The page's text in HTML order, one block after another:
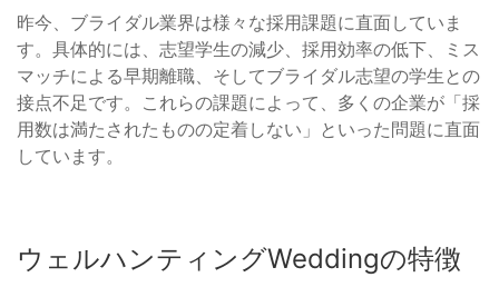
昨今、ブライダル業界は様々な採用課題に直面していま
す。具体的には、志望学生の減少、採用効率の低下、ミス
マッチによる早期離職、そしてブライダル志望の学生との
接点不足です。これらの課題によって、多くの企業が「採
用数は満たされたものの定着しない」といった問題に直面
しています。
ウェルハンティングWeddingの特徴